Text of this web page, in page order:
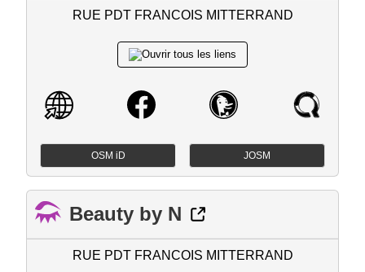
RUE PDT FRANCOIS MITTERRAND
OSM iD JOSM
Beauty by N
RUE PDT FRANCOIS MITTERRAND